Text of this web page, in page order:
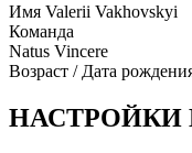
Имя Valerii Vakhovskyi
Команда
Natus Vincere
Возраст / Дата